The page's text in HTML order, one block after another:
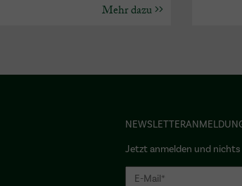
Mehr dazu
Jetzt anmelden und